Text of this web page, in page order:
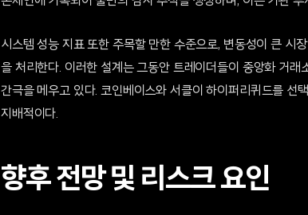
시스템 성능 지표 또한 주목할 만한 수준으로, 변동성이 큰 시
을 처리한다. 이러한 설계는 그동안 트레이더들이 중앙화 거
간극을 메우고 있다. 코인베이스와 서클이 하이퍼리퀴드를 선
지배적이다.
향후 전망 및 리스크 요인